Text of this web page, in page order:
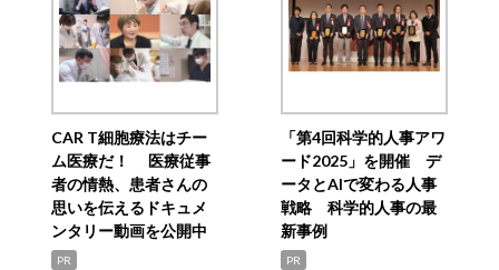
CAR T細胞療法はチー
ム医療だ！ 医療従事
者の情熱、患者さんの
思いを伝えるドキュメ
ンタリー動画を公開中
PR
「第4回科学的人事アワ
ード2025」を開催 デ
ータとAIで変わる人事
戦略 科学的人事の最
新事例
PR